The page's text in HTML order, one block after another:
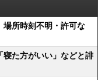
所時刻不明・許可な
寝た方がいい」などと誹